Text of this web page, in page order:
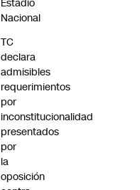
Estadio
Nacional
TC
declara
admisibles
requerimientos
por
inconstitucionalidad
presentados
por
la
oposición